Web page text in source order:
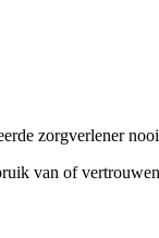
zorgverlener
van of